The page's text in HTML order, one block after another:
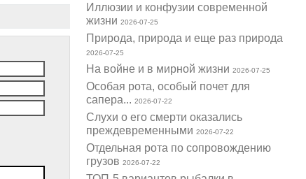
Иллюзии и конфузии современной
жизни2026-07-25
Природа, природа и еще раз природа
2026-07-25
На войне и в мирной жизни2026-07-25
Особая рота, особый почет для
сапера...2026-07-22
Слухи о его смерти оказались
преждевременными2026-07-22
Отдельная рота по сопровождению
грузов2026-07-22